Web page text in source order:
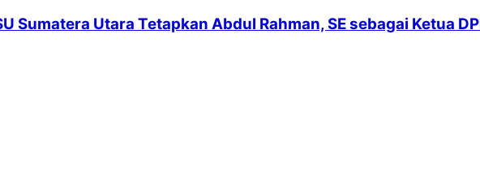
Sumatera Utara Tetapkan Abdul Rahman, SE sebagai Ketua